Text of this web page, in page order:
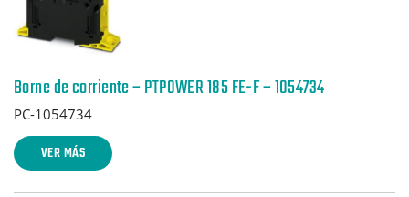
Borne de corriente – PTPOWER 185 FE-F – 1054734
PC-1054734
VER MÁS